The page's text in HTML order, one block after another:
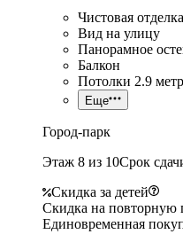
Чистовая отделка
Вид на улицу
Панорамное
Балкон
Потолки 2.9
Еще
Город-парк
Этаж 8 из 10Срок
Скидка за детей
Скидка на повторную
Единовременная